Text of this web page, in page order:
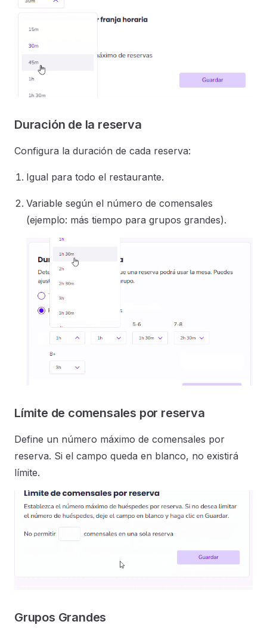
Duración de la reserva
Configura la duración de cada reserva:
Igual para todo el restaurante.
Variable según el número de comensales
(ejemplo: más tiempo para grupos grandes).
Límite de comensales por reserva
Define un número máximo de comensales por
reserva. Si el campo queda en blanco, no existirá
límite.
Grupos Grandes